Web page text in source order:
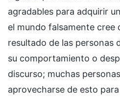
agradables para adquirir
el mundo falsamente cree
resultado de las personas
su comportamiento o
discurso; muchas
aprovecharse de esto